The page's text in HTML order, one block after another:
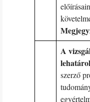
A
szerző